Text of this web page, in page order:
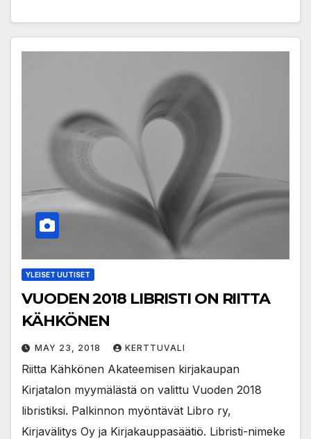
YLEISET UUTISET
VUODEN 2018 LIBRISTI ON RIITTA
KÄHKÖNEN
MAY 23, 2018 KERTTUVALI
Riitta Kähkönen Akateemisen kirjakaupan
Kirjatalon myymälästä on valittu Vuoden 2018
libristiksi. Palkinnon myöntävät Libro ry,
Kirjavälitys Oy ja Kirjakauppasäätiö. Libristi-nimeke